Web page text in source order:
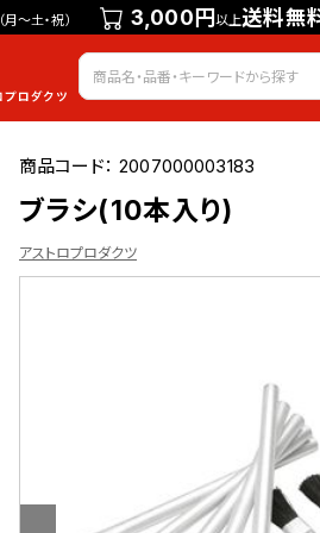
（月～土・祝） 3,000円以上送料無
会員登録
商品コード：2007000003183
ブラシ(10本入り)
アストロプロダクツ